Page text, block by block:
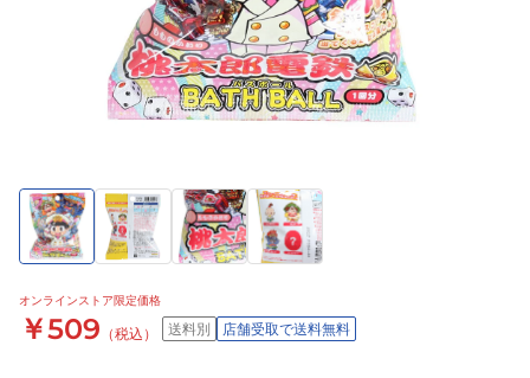
オンラインストア限定価格
￥509 （税込） 送料別 店舗受取で送料無料